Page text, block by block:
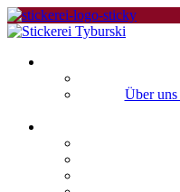
Über